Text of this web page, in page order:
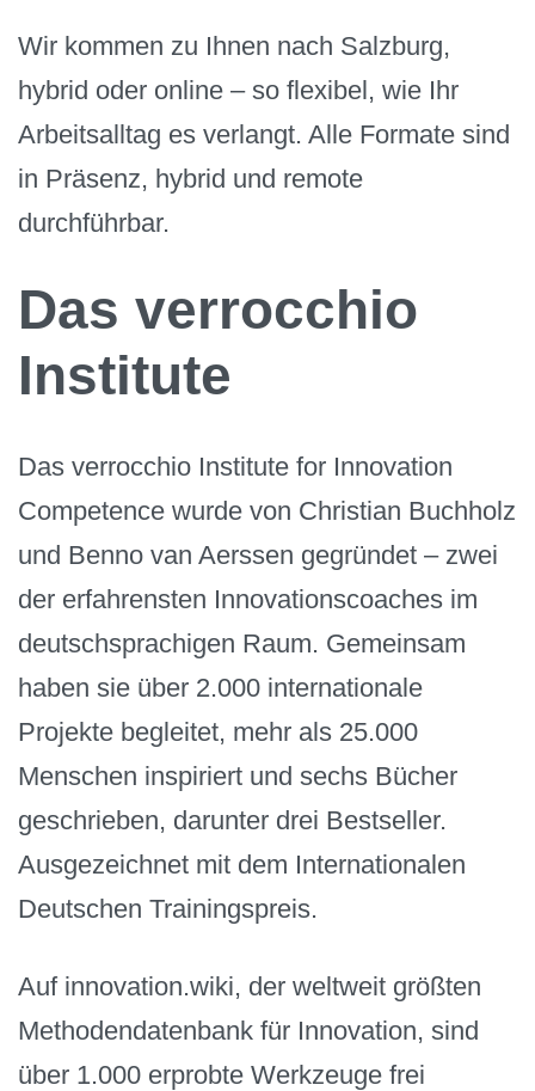
Wir kommen zu Ihnen nach Salzburg,
hybrid oder online – so flexibel, wie Ihr
Arbeitsalltag es verlangt. Alle Formate sind
in Präsenz, hybrid und remote
durchführbar.
Das verrocchio
Institute
Das verrocchio Institute for Innovation
Competence wurde von Christian Buchholz
und Benno van Aerssen gegründet – zwei
der erfahrensten Innovationscoaches im
deutschsprachigen Raum. Gemeinsam
haben sie über 2.000 internationale
Projekte begleitet, mehr als 25.000
Menschen inspiriert und sechs Bücher
geschrieben, darunter drei Bestseller.
Ausgezeichnet mit dem Internationalen
Deutschen Trainingspreis.
Auf innovation.wiki, der weltweit größten
Methodendatenbank für Innovation, sind
über 1.000 erprobte Werkzeuge frei